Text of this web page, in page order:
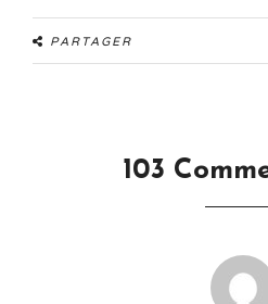
PARTAGER
103